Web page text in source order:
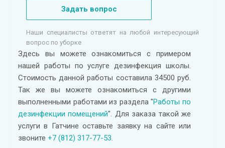
Задать вопрос
Наши специалисты ответят на любой интересующий
вопрос по уборке
Здесь вы можете ознакомиться с примером
нашей работы по услуге дезинфекция школы.
Стоимость данной работы составила 34500 руб.
Так же вы можете ознакомиться с другими
выполненными работами из раздела "Работы по
дезинфекции помещений". Для заказа такой же
услуги в Гатчине оставьте заявку на сайте или
звоните +7 (812) 317-77-53.